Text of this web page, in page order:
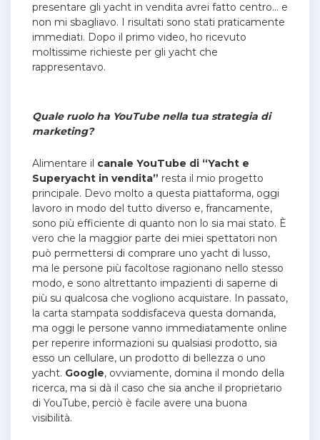
presentare gli yacht in vendita avrei fatto centro… e
non mi sbagliavo. I risultati sono stati praticamente
immediati. Dopo il primo video, ho ricevuto
moltissime richieste per gli yacht che
rappresentavo.
Quale ruolo ha YouTube nella tua strategia di
marketing?
Alimentare il canale YouTube di “Yacht e
Superyacht in vendita” resta il mio progetto
principale. Devo molto a questa piattaforma, oggi
lavoro in modo del tutto diverso e, francamente,
sono più efficiente di quanto non lo sia mai stato. È
vero che la maggior parte dei miei spettatori non
può permettersi di comprare uno yacht di lusso,
ma le persone più facoltose ragionano nello stesso
modo, e sono altrettanto impazienti di saperne di
più su qualcosa che vogliono acquistare. In passato,
la carta stampata soddisfaceva questa domanda,
ma oggi le persone vanno immediatamente online
per reperire informazioni su qualsiasi prodotto, sia
esso un cellulare, un prodotto di bellezza o uno
yacht. Google, ovviamente, domina il mondo della
ricerca, ma si dà il caso che sia anche il proprietario
di YouTube, perciò è facile avere una buona
visibilità.